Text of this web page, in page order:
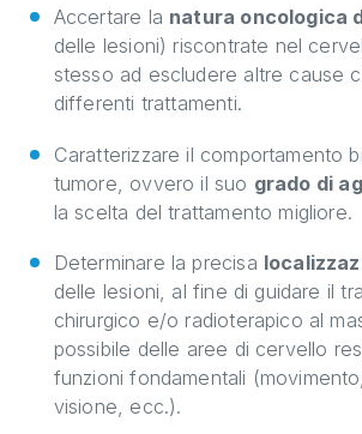
Accertare la natura oncologica
delle lesioni) riscontrate nel
stesso ad escludere altre cause
differenti trattamenti.
Caratterizzare il comportamento
tumore, ovvero il suo grado di
la scelta del trattamento migliore.
Determinare la precisa
delle lesioni, al fine di guidare il
chirurgico e/o radioterapico al
possibile delle aree di cervello
funzioni fondamentali
visione, ecc.).